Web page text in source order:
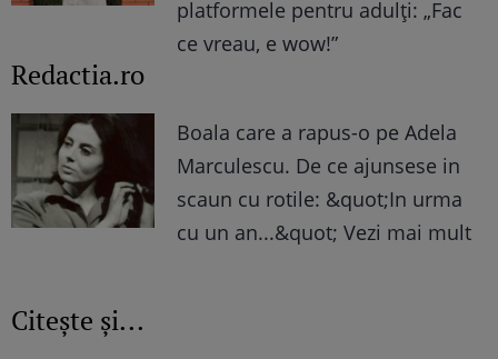
platformele pentru adulți: „Fac
ce vreau, e wow!”
Redactia.ro
Boala care a rapus-o pe Adela
Marculescu. De ce ajunsese in
scaun cu rotile: &quot;In urma
cu un an...&quot; Vezi mai mult
Citește și...